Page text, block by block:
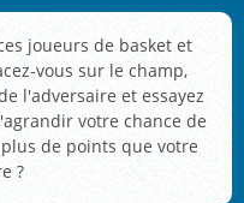
joueurs de basket et
vous sur le champ,
l'adversaire et essayez
votre chance de
de points que votre
?